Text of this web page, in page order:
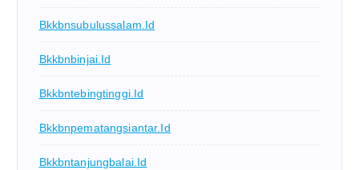
Bkkbnsubulussalam.id
Bkkbnbinjai.id
Bkkbntebingtinggi.id
Bkkbnpematangsiantar.id
Bkkbntanjungbalai.id